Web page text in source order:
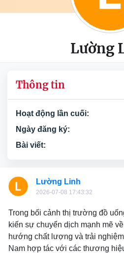
Lường
Lường Linh
2026-07-08 17:43:32
Trong bối cảnh thị trường đồ
kiến sự chuyển dịch mạnh mẽ
hướng chất lượng và trải
Nam hợp tác với các thương
Thông tin
Hoạt động lần cuối:
Ngày đăng ký:
Bài viết: